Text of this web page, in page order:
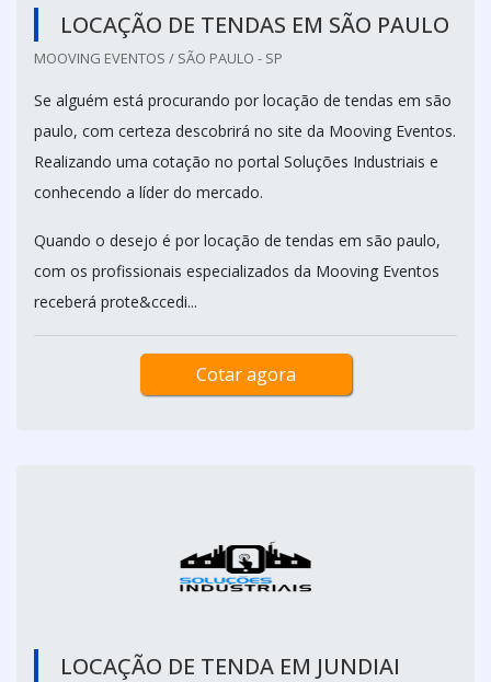
LOCAÇÃO DE TENDAS EM SÃO PAULO
MOOVING EVENTOS / SÃO PAULO - SP
Se alguém está procurando por locação de tendas em são
paulo, com certeza descobrirá no site da Mooving Eventos.
Realizando uma cotação no portal Soluções Industriais e
conhecendo a líder do mercado.
Quando o desejo é por locação de tendas em são paulo,
com os profissionais especializados da Mooving Eventos
receberá prote&ccedi...
Cotar agora
LOCAÇÃO DE TENDA EM JUNDIAI